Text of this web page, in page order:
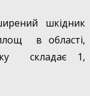
шкідник
в області,
складає 1,